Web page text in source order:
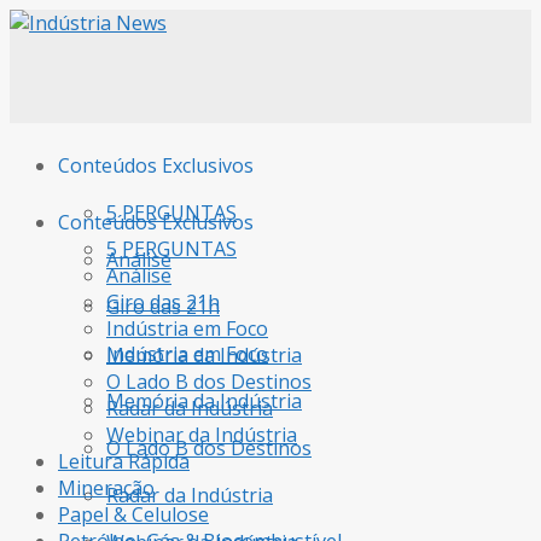
Conteúdos Exclusivos
5 PERGUNTAS
Análise
Giro das 21h
Indústria em Foco
Memória da Indústria
O Lado B dos Destinos
Radar da Indústria
Conteúdos Exclusivos
5 PERGUNTAS
Análise
Giro das 21h
Indústria em Foco
Memória da Indústria
O Lado B dos Destinos
Radar da Indústria
Webinar da Indústria
Leitura Rápida
Mineração
Papel & Celulose